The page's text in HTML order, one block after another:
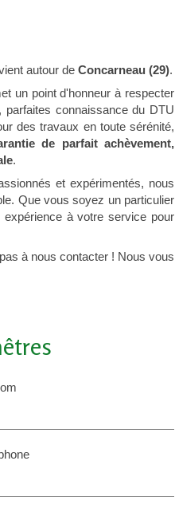
autour de Concarneau (29).
un point d'honneur à respecter
connaissance du DTU
des travaux en toute sérénité,
de parfait achèvement,
.
et expérimentés, nous
Que vous soyez un particulier
à votre service pour
à nous contacter ! Nous vous